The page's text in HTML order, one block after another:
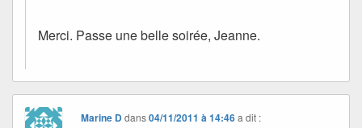
Merci. Passe une belle soirée, Jeanne.
Marine Ddans04/11/2011 à 14:46 a dit :